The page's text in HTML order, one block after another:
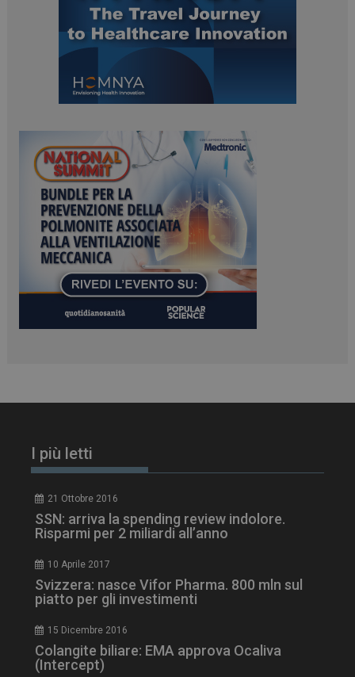
I più letti
21 Ottobre 2016
SSN: arriva la spending review indolore.
Risparmi per 2 miliardi all’anno
10 Aprile 2017
Svizzera: nasce Vifor Pharma. 800 mln sul
piatto per gli investimenti
15 Dicembre 2016
Colangite biliare: EMA approva Ocaliva
(Intercept)
ARRAffinitySameSite
Microsoft Corporation
.www.dailyhealthindustry.it
PHPSESSID
PHP.net
www.dailyhealthindustry.it
tracking-sites-
ARRAffinity
Microsoft Corporation